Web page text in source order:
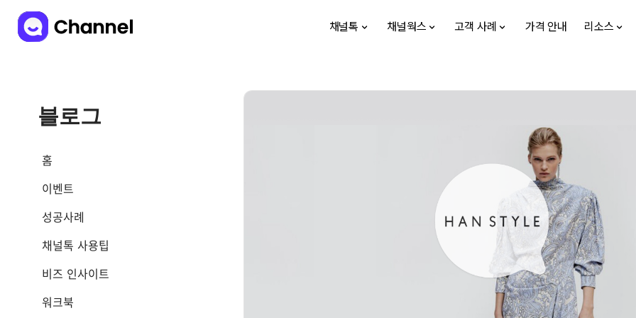
채널톡 채널웍스 고객 사례 가격 안내 리소스
블로그
홈
이벤트
성공사례
채널톡 사용팁
비즈 인사이트
워크북